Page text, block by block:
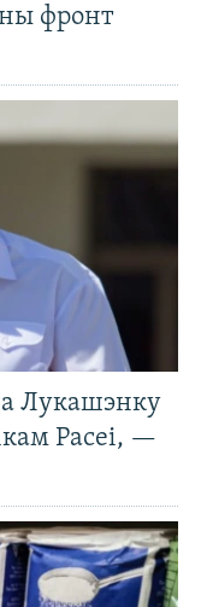
фронт
Лукашэнку
Расеі, —